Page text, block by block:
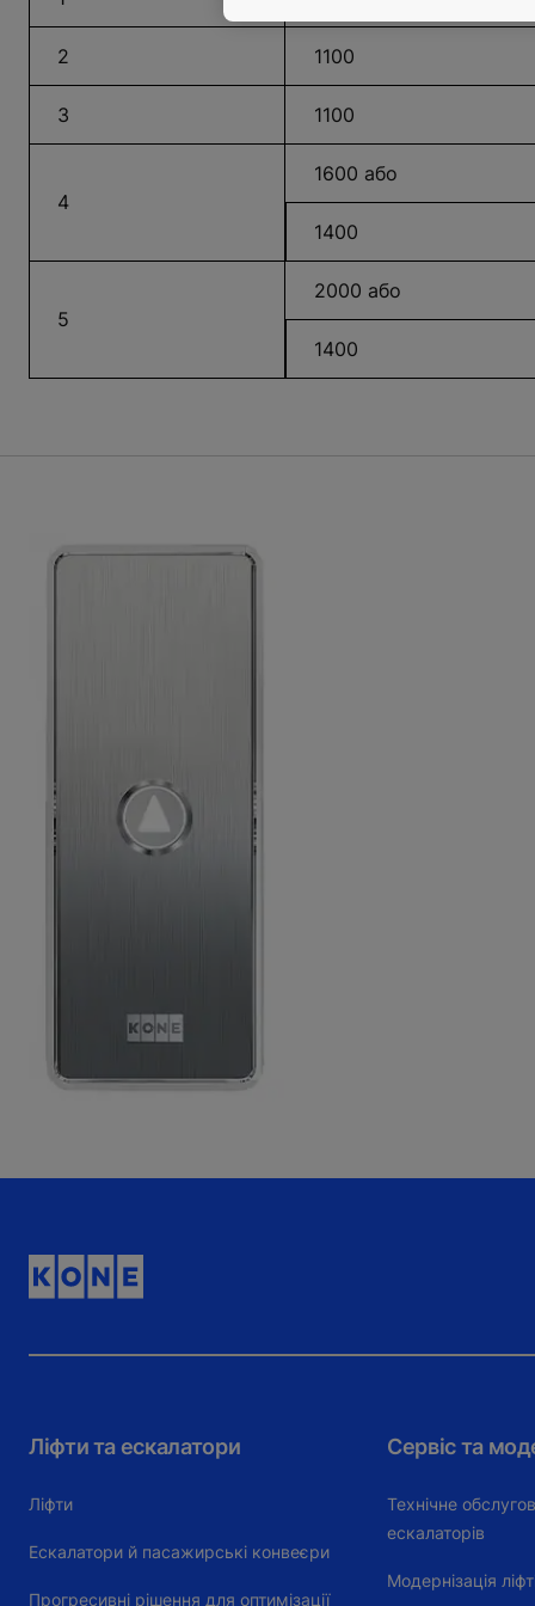
2 1100
3 1100
4
1600 або
1400
5
2000 або
1400
Ліфти та ескалатори
Ліфти
Ескалатори й пасажирські конвеєри
Прогресивні рішення для оптимізації
Сервіс та
Технічне
ескалаторів
Модернізація